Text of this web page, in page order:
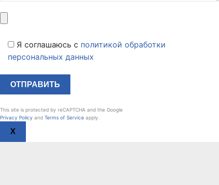
Я соглашаюсь c политикой обработки
персональных данных
This site is protected by reCAPTCHA and the Google
Privacy Policy and Terms of Service apply.
X